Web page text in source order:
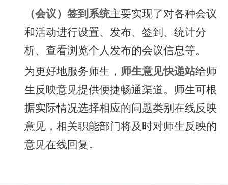
（会议）签到系统主要实现了对各种会议
和活动进行设置、发布、签到、统计分
析、查看浏览个人发布的会议信息等。
为更好地服务师生， 师生意见快递站给师
生反映意见提供便捷畅通渠道。师生可根
据实际情况选择相应的问题类别在线反映
意见，相关职能部门将及时对师生反映的
意见在线回复。